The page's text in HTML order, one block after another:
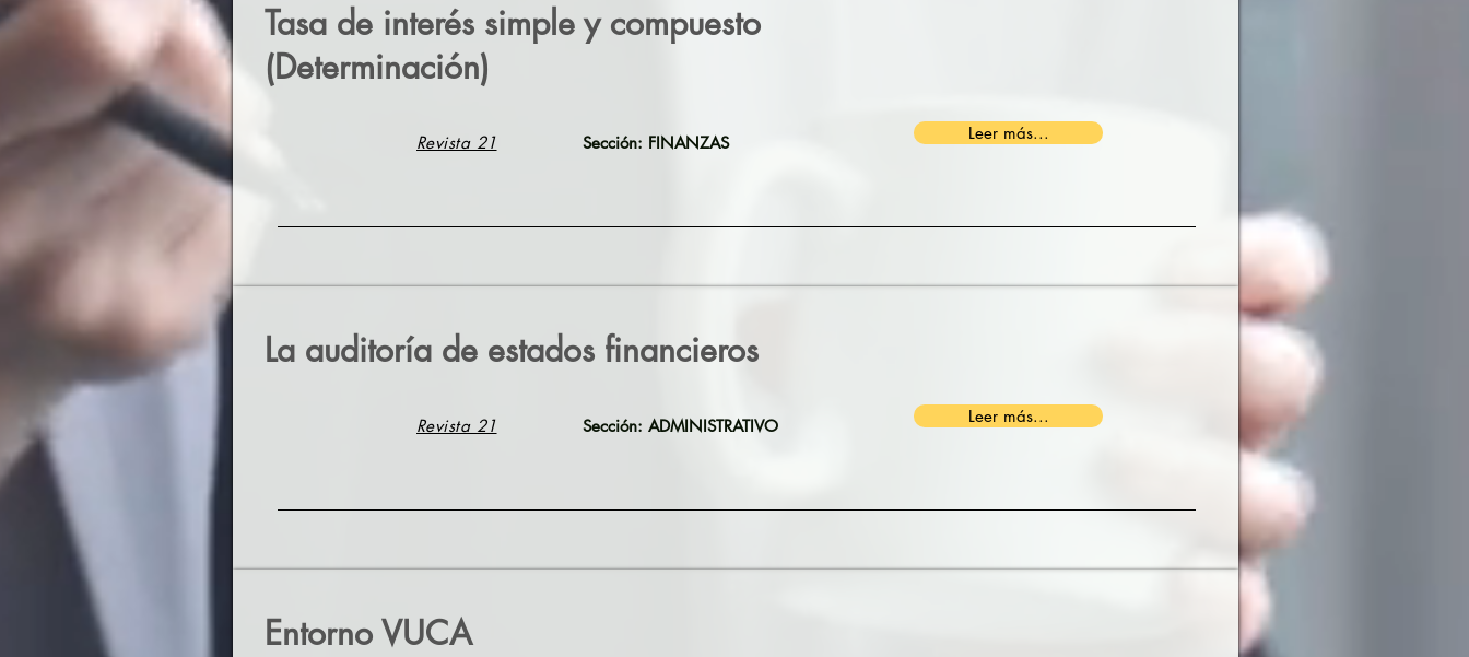
Tasa de interés simple y compuesto
(Determinación)
Revista 21 Sección: FINANZAS Leer más...
La auditoría de estados financieros
Revista 21 Sección: ADMINISTRATIVO Leer más...
Entorno VUCA